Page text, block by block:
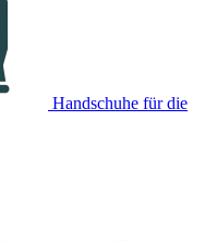
Handschuhe für die